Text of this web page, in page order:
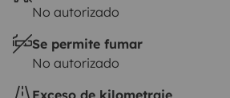
No autorizado
Se permite fumar
No autorizado
Exceso de kilometraje